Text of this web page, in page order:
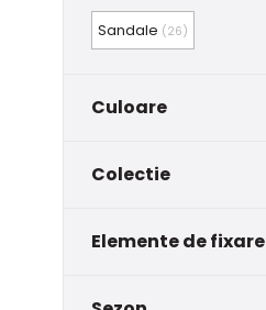
Sandale (26)
Culoare
Colectie
Elemente de fixare